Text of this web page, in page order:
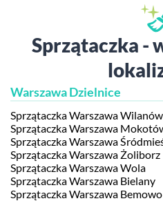
Sprzątaczka -
Warszawa Dzielnice
Sprzątaczka Warszawa Wilanów
Sprzątaczka Warszawa
Sprzątaczka Warszawa
Sprzątaczka Warszawa Żoliborz
Sprzątaczka Warszawa Wola
Sprzątaczka Warszawa Bielany
Sprzątaczka Warszawa Bemowo